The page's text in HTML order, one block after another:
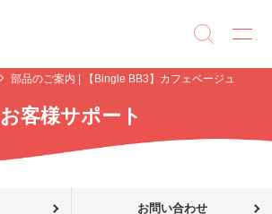
部品のご案内 | 【Bingle BB3】カフェベージュ
お客様サポート
お問い合わせ